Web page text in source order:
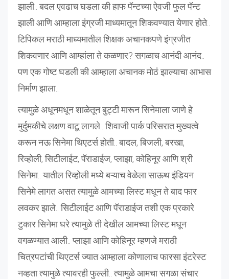
झाली.. बदल एवढाच घडला की हाफ पॅन्टच्या ऐवजी फुल पॅन्ट
झाली आणि आम्हाला इंग्रजी माध्यमातून शिकवण्यात येणार होते..
टिपिकल मराठी माध्यमातील शिक्षक अचानकपणे इंग्रजीत
शिकवणार आणि आम्हांला ते कळणार? सगळाच आनंदी आनंद..
पण एक गोष्ट घडली की आम्हाला अचानक मोठं झाल्याचा आभास
निर्माण झाला..
त्यामुळे अधूनमधून शाळेतून बुट्टी मारून सिनेमाला जाणे हे
मुर्दुमकीचे लक्षण वाटू लागले.. शिवाजी पार्क परिसरात मुख्यत्वे
करून नऊ सिनेमा थिएटर्स होती.. बादल, बिजली, बरखा,
रिव्होली, सिटीलाईट, पॅराडाईज, प्लाझा, कोहिनूर आणि श्री
सिनेमा.. यातील रिव्होली मध्ये बऱ्याच वेळेला साऊथ इंडियन
सिनेमे लागत असत त्यामुळे आमच्या लिस्ट मधून ते बाद फार
लवकर झाले.. सिटीलाईट आणि पॅराडाईज तशी एक प्रकारे
टुकार सिनेमा घरे त्यामुळे ती देखील आमच्या लिस्ट मधून
वगळण्यात आली.. प्लाझा आणि कोहिनूर म्हणजे मराठी
चित्रपटांची थिएटर्स ज्यात आम्हाला कोणालाच फारसा इंटरेस्ट
नव्हता त्यामुळे त्यावरही फुल्ली.. त्यामुळे आमचा सगळा संचार